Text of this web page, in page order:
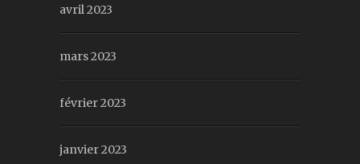
avril 2023
mars 2023
février 2023
janvier 2023